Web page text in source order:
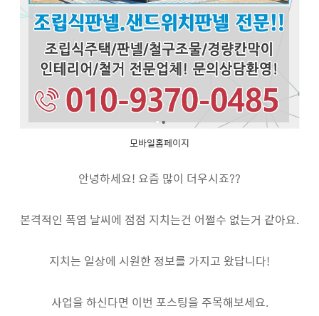
모바일홈페이지
안녕하세요! 요즘 많이 더우시죠??
본격적인 폭염 날씨에 점점 지치는건 어쩔수 없는거 같아요.
지치는 일상에 시원한 정보를 가지고 왔답니다!
사업을 하신다면 이번 포스팅을 주목해보세요.